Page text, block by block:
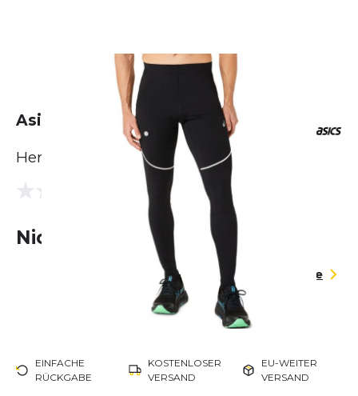
Asics Road Lite-Show Tight
Herren
(0 Bewertungen)
Nicht lieferbar
Größentabelle
EINFACHE
RÜCKGABE
KOSTENLOSER
VERSAND
EU-WEITER
VERSAND